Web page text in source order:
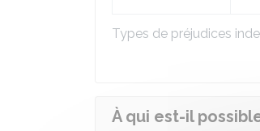
Types de préjudices
À qui est-il